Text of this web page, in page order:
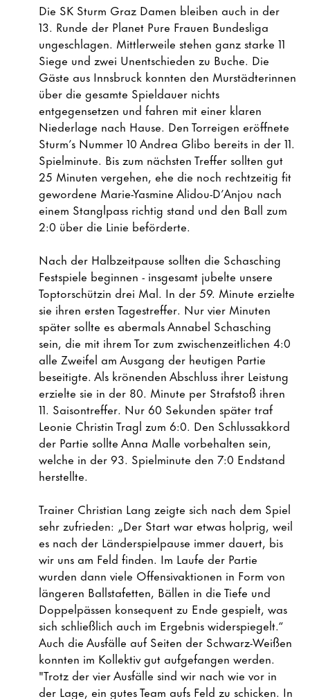
Die SK Sturm Graz Damen bleiben auch in der
13. Runde der Planet Pure Frauen Bundesliga
ungeschlagen. Mittlerweile stehen ganz starke 11
Siege und zwei Unentschieden zu Buche. Die
Gäste aus Innsbruck konnten den Murstädterinnen
über die gesamte Spieldauer nichts
entgegensetzen und fahren mit einer klaren
Niederlage nach Hause. Den Torreigen eröffnete
Sturm’s Nummer 10 Andrea Glibo bereits in der 11.
Spielminute. Bis zum nächsten Treffer sollten gut
25 Minuten vergehen, ehe die noch rechtzeitig fit
gewordene Marie-Yasmine Alidou-D’Anjou nach
einem Stanglpass richtig stand und den Ball zum
2:0 über die Linie beförderte.
Nach der Halbzeitpause sollten die Schasching
Festspiele beginnen - insgesamt jubelte unsere
Toptorschützin drei Mal. In der 59. Minute erzielte
sie ihren ersten Tagestreffer. Nur vier Minuten
später sollte es abermals Annabel Schasching
sein, die mit ihrem Tor zum zwischenzeitlichen 4:0
alle Zweifel am Ausgang der heutigen Partie
beseitigte. Als krönenden Abschluss ihrer Leistung
erzielte sie in der 80. Minute per Strafstoß ihren
11. Saisontreffer. Nur 60 Sekunden später traf
Leonie Christin Tragl zum 6:0. Den Schlussakkord
der Partie sollte Anna Malle vorbehalten sein,
welche in der 93. Spielminute den 7:0 Endstand
herstellte.
Trainer Christian Lang zeigte sich nach dem Spiel
sehr zufrieden: „Der Start war etwas holprig, weil
es nach der Länderspielpause immer dauert, bis
wir uns am Feld finden. Im Laufe der Partie
wurden dann viele Offensivaktionen in Form von
längeren Ballstafetten, Bällen in die Tiefe und
Doppelpässen konsequent zu Ende gespielt, was
sich schließlich auch im Ergebnis widerspiegelt.“
Auch die Ausfälle auf Seiten der Schwarz-Weißen
konnten im Kollektiv gut aufgefangen werden.
"Trotz der vier Ausfälle sind wir nach wie vor in
der Lage, ein gutes Team aufs Feld zu schicken. In